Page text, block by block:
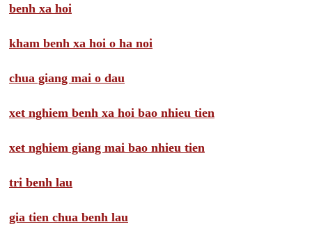
benh xa hoi
kham benh xa hoi o ha noi
chua giang mai o dau
xet nghiem benh xa hoi bao nhieu tien
xet nghiem giang mai bao nhieu tien
tri benh lau
gia tien chua benh lau